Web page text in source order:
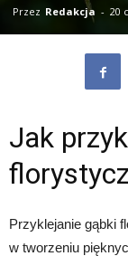
Przez Redakcja - 20
Jak
Przyklejanie gąbki
w tworzeniu